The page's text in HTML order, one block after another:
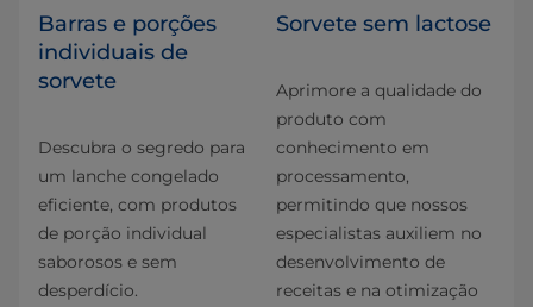
Barras e porções
individuais de
sorvete
Descubra o segredo para
um lanche congelado
eficiente, com produtos
de porção individual
saborosos e sem
desperdício.
Sorvete sem lactose
Aprimore a qualidade do
produto com
conhecimento em
processamento,
permitindo que nossos
especialistas auxiliem no
desenvolvimento de
receitas e na otimização